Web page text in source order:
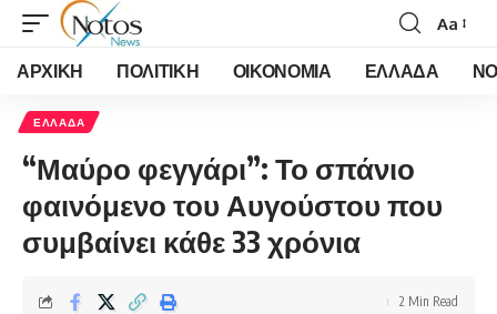
Font
Resizer
Aa
ΑΡΧΙΚΗ ΠΟΛΙΤΙΚΗ ΟΙΚΟΝΟΜΙΑ ΕΛΛΑΔΑ
ΕΛΛΑΔΑ
“Μαύρο φεγγάρι”: Το σπάνιο
φαινόμενο του Αυγούστου που
συμβαίνει κάθε 33 χρόνια
2 Min Read